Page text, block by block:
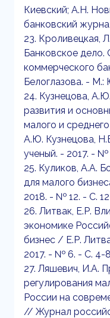
Киевский; А.Н.
банковский
23. Кроливецкая,
Банковское дело.
коммерческого
Белоглазова. - М.:
24. Кузнецова,
развития и
малого и
А.Ю. Кузнецова,
ученый. - 2017. - №
25. Куликов, А.А.
для малого
2018. - № 12. - С.
26. Литвак, Е.Р.
экономике
бизнес / Е.Р.
2017. - № 6. - С. 4-
27. Ляшевич, И.А.
регулирования
России на
// Журнал